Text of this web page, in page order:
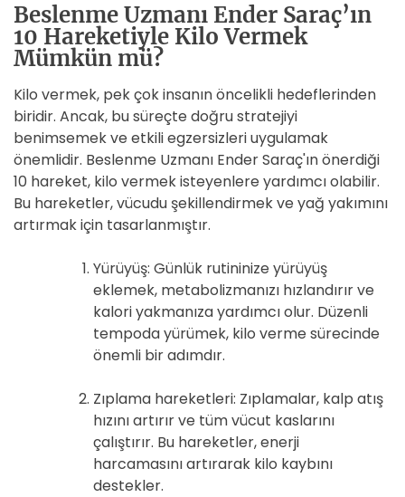
Beslenme Uzmanı Ender Saraç’ın
10 Hareketiyle Kilo Vermek
Mümkün mü?
Kilo vermek, pek çok insanın öncelikli hedeflerinden
biridir. Ancak, bu süreçte doğru stratejiyi
benimsemek ve etkili egzersizleri uygulamak
önemlidir. Beslenme Uzmanı Ender Saraç'ın önerdiği
10 hareket, kilo vermek isteyenlere yardımcı olabilir.
Bu hareketler, vücudu şekillendirmek ve yağ yakımını
artırmak için tasarlanmıştır.
Yürüyüş: Günlük rutininize yürüyüş
eklemek, metabolizmanızı hızlandırır ve
kalori yakmanıza yardımcı olur. Düzenli
tempoda yürümek, kilo verme sürecinde
önemli bir adımdır.
Zıplama hareketleri: Zıplamalar, kalp atış
hızını artırır ve tüm vücut kaslarını
çalıştırır. Bu hareketler, enerji
harcamasını artırarak kilo kaybını
destekler.